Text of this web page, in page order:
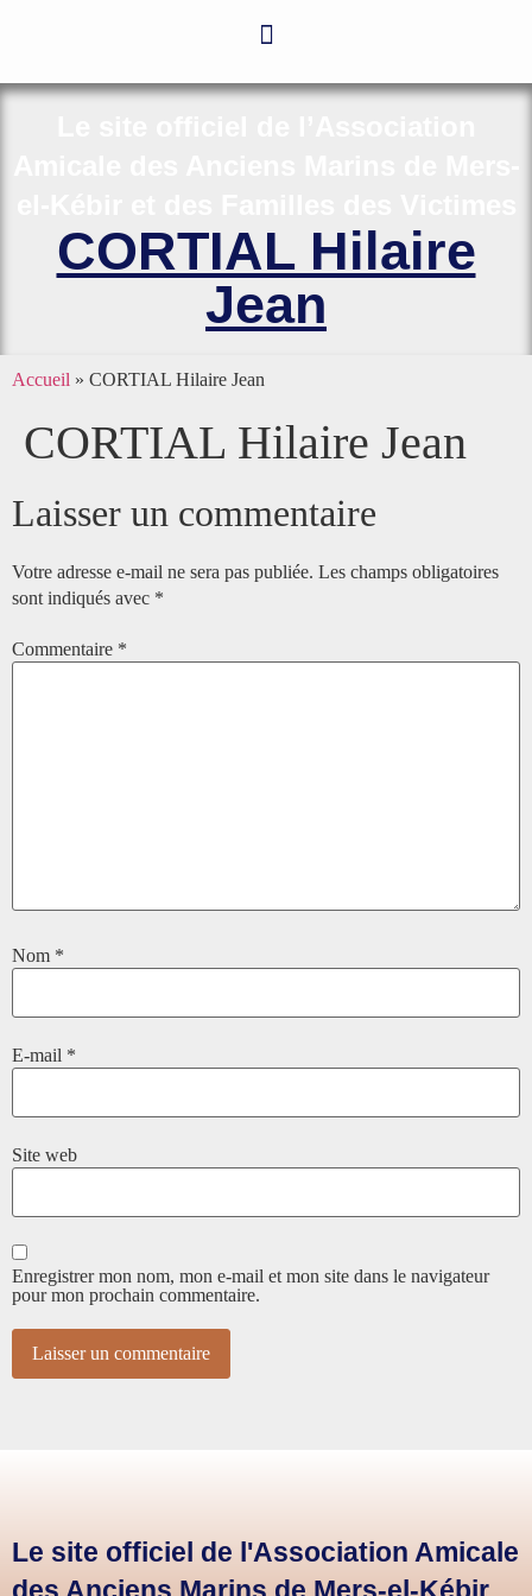
CORTIAL Hilaire
Jean
Accueil » CORTIAL Hilaire Jean
CORTIAL Hilaire Jean
Laisser un commentaire
Votre adresse e-mail ne sera pas publiée. Les champs obligatoires
sont indiqués avec *
Commentaire *
Nom *
E-mail *
Site web
Enregistrer mon nom, mon e-mail et mon site dans le navigateur
pour mon prochain commentaire.
Le site officiel de l'Association Amicale